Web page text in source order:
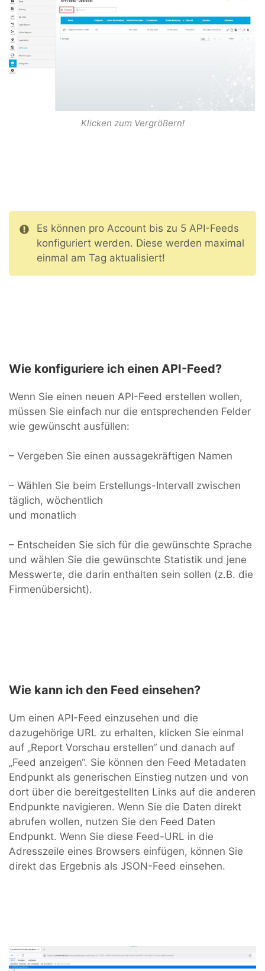
Klicken zum Vergrößern!
Es können pro Account bis zu 5 API-Feeds
konfiguriert werden. Diese werden maximal
einmal am Tag aktualisiert!
Wie konfiguriere ich einen API-Feed?
Wenn Sie einen neuen API-Feed erstellen wollen,
müssen Sie einfach nur die entsprechenden Felder
wie gewünscht ausfüllen:
– Vergeben Sie einen aussagekräftigen Namen
– Wählen Sie beim Erstellungs-Intervall zwischen
täglich, wöchentlich
und monatlich
– Entscheiden Sie sich für die gewünschte Sprache
und wählen Sie die gewünschte Statistik und jene
Messwerte, die darin enthalten sein sollen (z.B. die
Firmenübersicht).
Wie kann ich den Feed einsehen?
Um einen API-Feed einzusehen und die
dazugehörige URL zu erhalten, klicken Sie einmal
auf „Report Vorschau erstellen“ und danach auf
„Feed anzeigen“. Sie können den Feed Metadaten
Endpunkt als generischen Einstieg nutzen und von
dort über die bereitgestellten Links auf die anderen
Endpunkte navigieren. Wenn Sie die Daten direkt
abrufen wollen, nutzen Sie den Feed Daten
Endpunkt. Wenn Sie diese Feed-URL in die
Adresszeile eines Browsers einfügen, können Sie
direkt das Ergebnis als JSON-Feed einsehen.